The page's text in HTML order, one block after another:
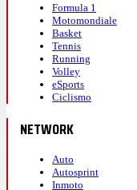
Formula 1
Motomondiale
Basket
Tennis
Running
Volley
eSports
Ciclismo
NETWORK
Auto
Autosprint
Inmoto